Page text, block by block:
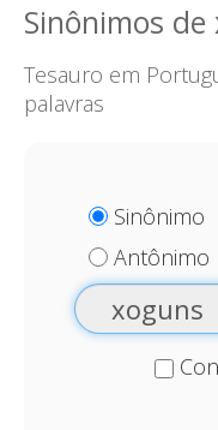
Sinônimos de
Tesauro em
palavras
Sinônimo
Antônimo